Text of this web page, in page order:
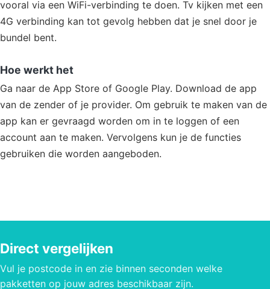
vooral via een WiFi-verbinding te doen. Tv kijken met een
4G verbinding kan tot gevolg hebben dat je snel door je
bundel bent.
Hoe werkt het
Ga naar de App Store of Google Play. Download de app
van de zender of je provider. Om gebruik te maken van de
app kan er gevraagd worden om in te loggen of een
account aan te maken. Vervolgens kun je de functies
gebruiken die worden aangeboden.
Direct vergelijken
Vul je postcode in en zie binnen seconden welke
pakketten op jouw adres beschikbaar zijn.